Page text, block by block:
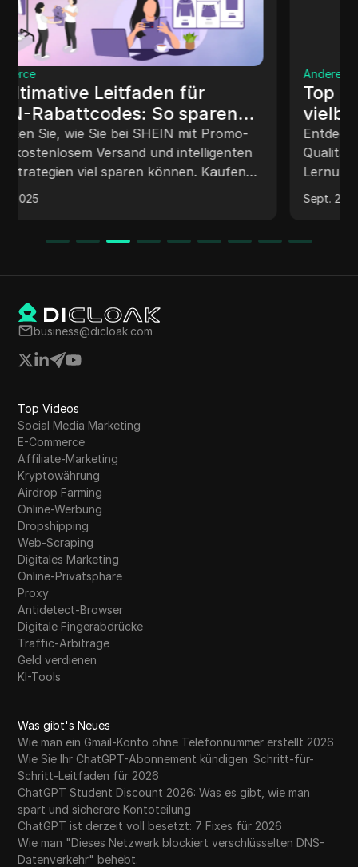
Top 3 Schreibdienste für
vielbeschäftigte Studenten im
Jahr 2025
Entdecken Sie, welche Schreibdienste die beste
Qualität, Erschwinglichkeit und
Lernunterstützung für überforderte
Studenten bieten, die mit unmöglichen Fristen
Sept. 26, 2025
business@dicloak.com
Top Videos
Social Media Marketing
E-Commerce
Affiliate-Marketing
Kryptowährung
Airdrop Farming
Online-Werbung
Dropshipping
Web-Scraping
Digitales Marketing
Online-Privatsphäre
Proxy
Antidetect-Browser
Digitale Fingerabdrücke
Traffic-Arbitrage
Geld verdienen
KI-Tools
Was gibt's Neues
Wie man ein Gmail-Konto ohne Telefonnummer erstellt 2026
Wie Sie Ihr ChatGPT-Abonnement kündigen: Schritt-für-
Schritt-Leitfaden für 2026
ChatGPT Student Discount 2026: Was es gibt, wie man
spart und sicherere Kontoteilung
ChatGPT ist derzeit voll besetzt: 7 Fixes für 2026
Wie man "Dieses Netzwerk blockiert verschlüsselten DNS-
Datenverkehr" behebt.